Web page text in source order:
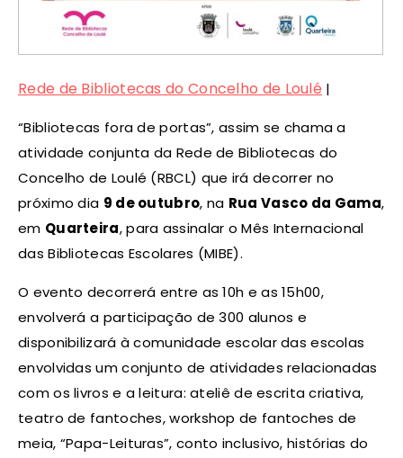
Rede de Bibliotecas do Concelho de Loulé |
“Bibliotecas fora de portas”, assim se chama a
atividade conjunta da Rede de Bibliotecas do
Concelho de Loulé (RBCL) que irá decorrer no
próximo dia 9 de outubro, na Rua Vasco da Gama,
em Quarteira, para assinalar o Mês Internacional
das Bibliotecas Escolares (MIBE).
O evento decorrerá entre as 10h e as 15h00,
envolverá a participação de 300 alunos e
disponibilizará à comunidade escolar das escolas
envolvidas um conjunto de atividades relacionadas
com os livros e a leitura: ateliê de escrita criativa,
teatro de fantoches, workshop de fantoches de
meia, “Papa-Leituras”, conto inclusivo, histórias do